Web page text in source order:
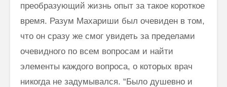
преобразующий жизнь опыт за такое короткое
время. Разум Махариши был очевиден в том,
что он сразу же смог увидеть за пределами
очевидного по всем вопросам и найти
элементы каждого вопроса, о которых врач
никогда не задумывался. “Было душевно и